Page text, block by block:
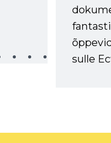
sulle